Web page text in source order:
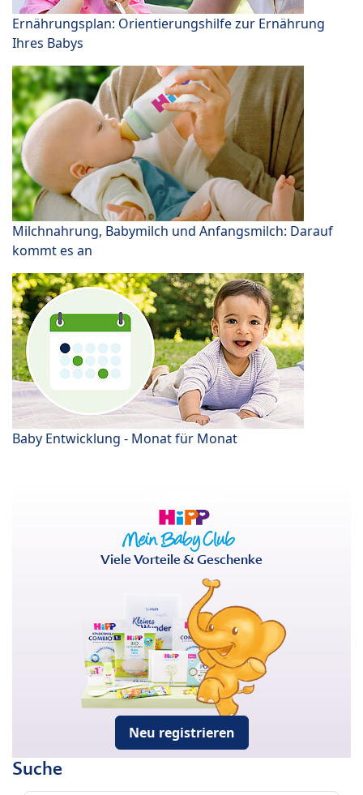
Ernährungsplan: Orientierungshilfe zur Ernährung
Ihres Babys
Milchnahrung, Babymilch und Anfangsmilch: Darauf
kommt es an
Baby Entwicklung - Monat für Monat
Viele Vorteile & Geschenke
Neu registrieren
Suche